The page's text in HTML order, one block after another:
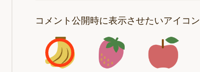
コメント公開時に表示させたいアイコ
アイコン1 アイコン2